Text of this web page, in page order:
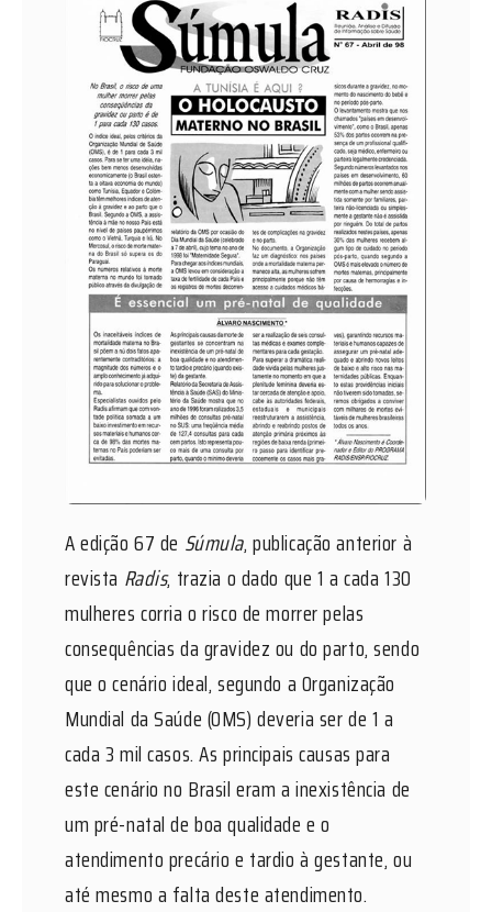
A edição 67 de Súmula, publicação anterior à
revista Radis, trazia o dado que 1 a cada 130
mulheres corria o risco de morrer pelas
consequências da gravidez ou do parto, sendo
que o cenário ideal, segundo a Organização
Mundial da Saúde (OMS) deveria ser de 1 a
cada 3 mil casos. As principais causas para
este cenário no Brasil eram a inexistência de
um pré-natal de boa qualidade e o
atendimento precário e tardio à gestante, ou
até mesmo a falta deste atendimento.